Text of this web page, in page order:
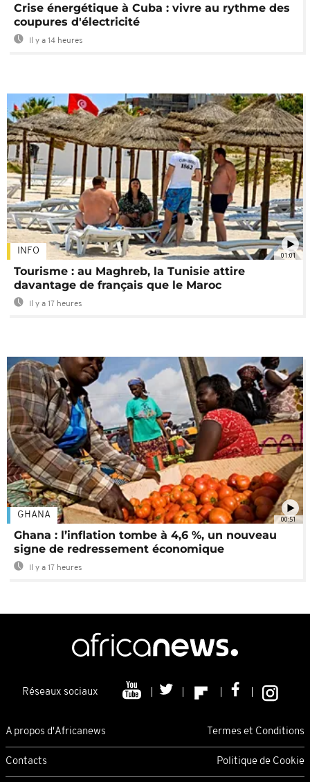
Crise énergétique à Cuba : vivre au rythme des
coupures d'électricité
Il y a 14 heures
01:01
INFO
Tourisme : au Maghreb, la Tunisie attire
davantage de français que le Maroc
Il y a 17 heures
00:51
GHANA
Ghana : l’inflation tombe à 4,6 %, un nouveau
signe de redressement économique
Il y a 17 heures
Réseaux sociaux
A propos d'Africanews Termes et Conditions
Contacts Politique de Cookie